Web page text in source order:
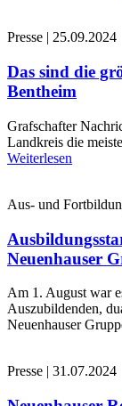
Presse | 25.09.2024
Das sind die
Bentheim
Grafschafter
Landkreis die
Weiterlesen
Aus- und
Neuenhauser
Am 1. August war
Auszubildenden,
Neuenhauser
Presse | 31.07.2024